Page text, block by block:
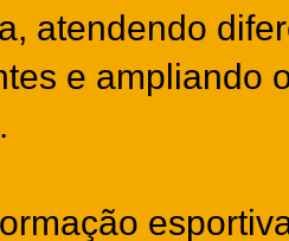
atendendo
e ampliando